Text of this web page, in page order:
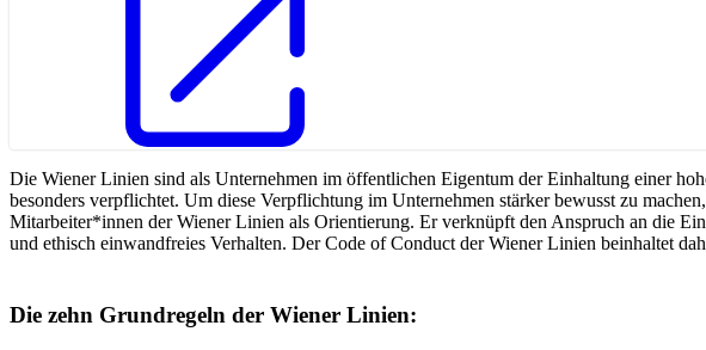
Die Wiener Linien sind als Unternehmen im öffentlichen Eigentum der Einhaltung einer
besonders verpflichtet. Um diese Verpflichtung im Unternehmen stärker bewusst zu
Mitarbeiter*innen der Wiener Linien als Orientierung. Er verknüpft den Anspruch an die
und ethisch einwandfreies Verhalten. Der Code of Conduct der Wiener Linien beinhaltet
Die zehn Grundregeln der Wiener Linien: